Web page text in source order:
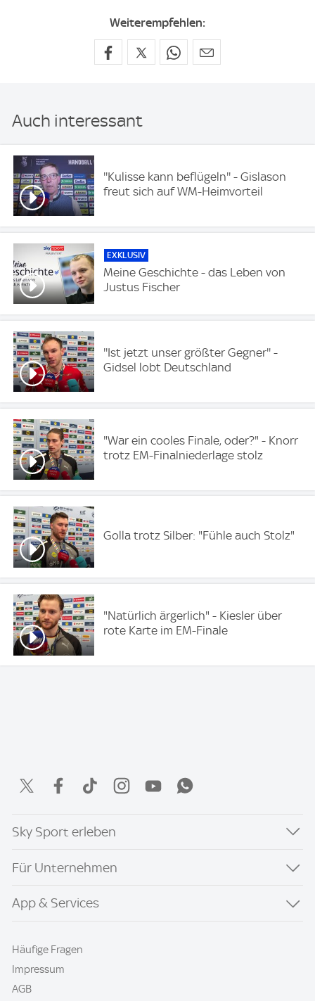
Weiterempfehlen:
Auch interessant
''Kulisse kann beflügeln'' - Gislason
freut sich auf WM-Heimvorteil
EXKLUSIV
Meine Geschichte - das Leben von
Justus Fischer
''Ist jetzt unser größter Gegner'' -
Gidsel lobt Deutschland
"War ein cooles Finale, oder?" - Knorr
trotz EM-Finalniederlage stolz
Golla trotz Silber: "Fühle auch Stolz"
"Natürlich ärgerlich" - Kiesler über
rote Karte im EM-Finale
Sky Sport erleben
Für Unternehmen
App & Services
Häufige Fragen
Impressum
AGB